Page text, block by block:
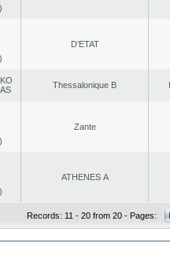
D’ETAT
Thessalonique B
Zante
ATHENES Α
Records: 11 - 20 from 20 - Pages: